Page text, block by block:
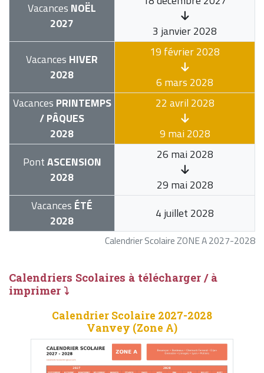
Calendrier Scolaire ZONE A 2027-2028
Vacances NOËL
2027
3 janvier 2028
Vacances HIVER
2028
19 février 2028
6 mars 2028
Vacances PRINTEMPS
/ PÂQUES
2028
22 avril 2028
9 mai 2028
PontASCENSION
2028
26 mai 2028
29 mai 2028
Vacances ÉTÉ
2028
4 juillet 2028
Calendriers Scolaires à télécharger / à
imprimer ⤵
Calendrier Scolaire 2027-2028
Vanvey (Zone A)